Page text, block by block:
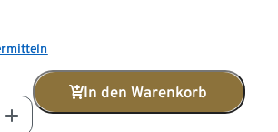
In den Warenkorb